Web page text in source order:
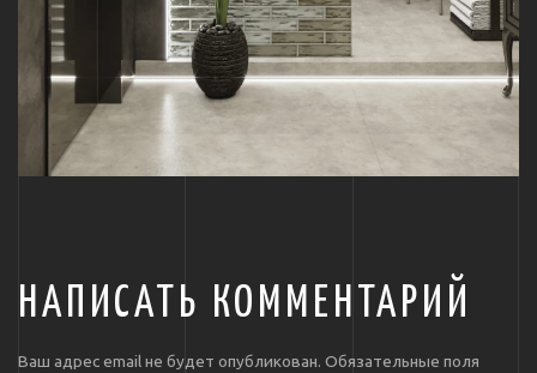
НАПИСАТЬ КОММЕНТАРИЙ
Ваш адрес email не будет опубликован. Обязательные поля